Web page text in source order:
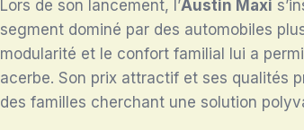
Lors de son lancement, l’Austin Maxi
segment dominé par des automobiles
modularité et le confort familial lui a
acerbe. Son prix attractif et ses qualités
des familles cherchant une solution